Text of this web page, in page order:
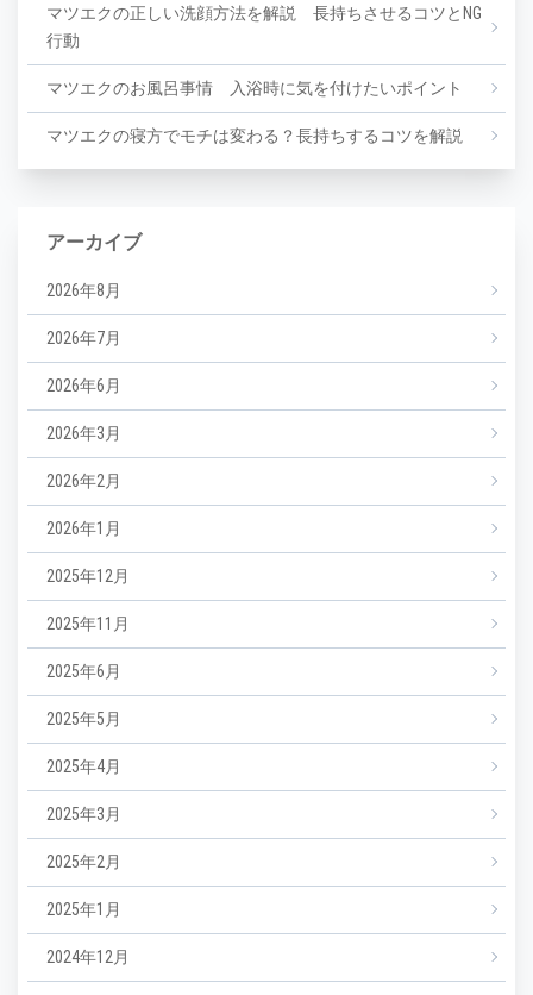
マツエクの正しい洗顔方法を解説 長持ちさせるコツとNG
行動
マツエクのお風呂事情 入浴時に気を付けたいポイント
マツエクの寝方でモチは変わる？長持ちするコツを解説
アーカイブ
2026年8月
2026年7月
2026年6月
2026年3月
2026年2月
2026年1月
2025年12月
2025年11月
2025年6月
2025年5月
2025年4月
2025年3月
2025年2月
2025年1月
2024年12月